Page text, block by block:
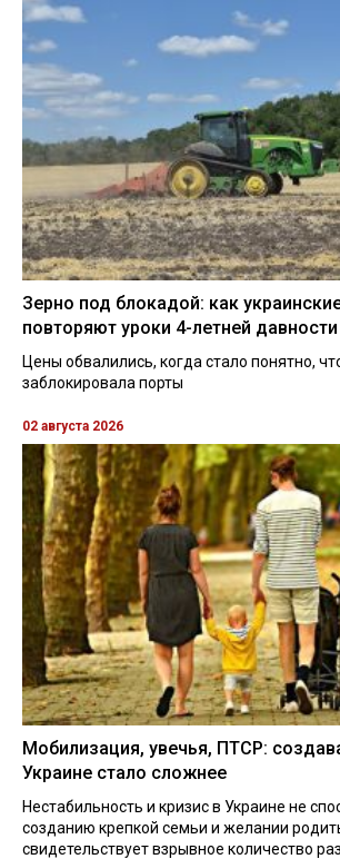
Зерно под блокадой: как
повторяют уроки 4-летней давности
Цены обвалились, когда стало понятно,
заблокировала порты
02 августа 2026
Мобилизация, увечья, ПТСР:
Украине стало сложнее
Нестабильность и кризис в Украине не
созданию крепкой семьи и желании
свидетельствует взрывное количество